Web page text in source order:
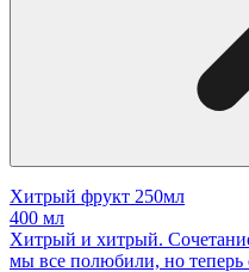
Хитрый фрукт 250мл
400 мл
Хитрый и хитрый.
мы все полюбили, но